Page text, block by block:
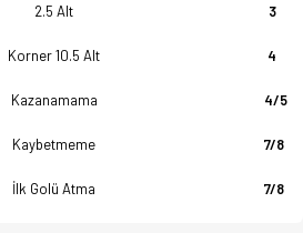
2.5 Alt 3
Korner 10.5 Alt 4
Kazanamama 4/5
Kaybetmeme 7/8
İlk Golü Atma 7/8